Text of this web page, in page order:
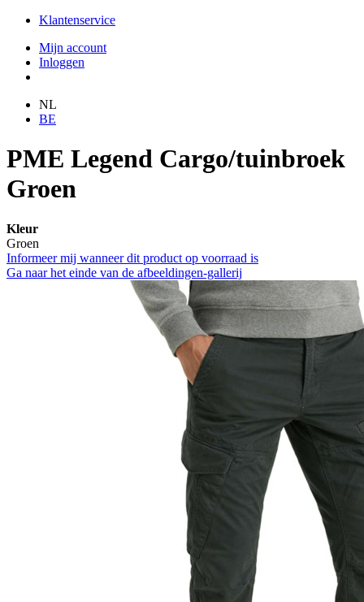
Klantenservice
Mijn account
Inloggen
NL
BE
PME Legend Cargo/tuinbroek
Groen
Kleur
Groen
Informeer mij wanneer dit product op voorraad is
Ga naar het einde van de afbeeldingen-gallerij